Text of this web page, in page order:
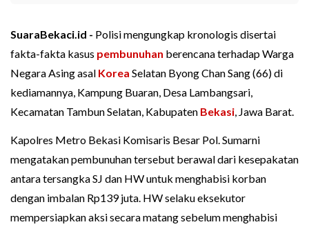
SuaraBekaci.id - Polisi mengungkap kronologis disertai
fakta-fakta kasus pembunuhan berencana terhadap Warga
Negara Asing asal Korea Selatan Byong Chan Sang (66) di
kediamannya, Kampung Buaran, Desa Lambangsari,
Kecamatan Tambun Selatan, Kabupaten Bekasi, Jawa Barat.
Kapolres Metro Bekasi Komisaris Besar Pol. Sumarni
mengatakan pembunuhan tersebut berawal dari kesepakatan
antara tersangka SJ dan HW untuk menghabisi korban
dengan imbalan Rp139 juta. HW selaku eksekutor
mempersiapkan aksi secara matang sebelum menghabisi